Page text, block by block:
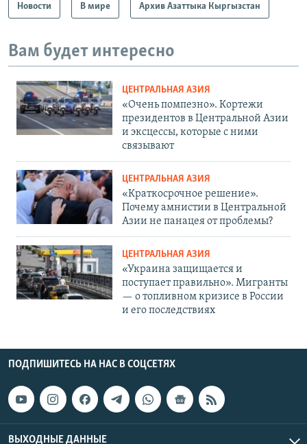
Новости В мире Архив Азаттыка Кыргызстан
Вам будет интересно
ЦЕНТРАЛЬНАЯ АЗИЯ
«Очень помпезно». Кортежи
президентов в Центральной Азии
и эксцессы, которые с ними
связывают
ЦЕНТРАЛЬНАЯ АЗИЯ
«Краткосрочное решение».
Почему амнистии в Центральной
Азии не панацея от проблемы?
ЦЕНТРАЛЬНАЯ АЗИЯ
«Украина защищается и
поступает правильно». Мигранты
— о топливном кризисе в России
и его последствиях
ПОДПИШИТЕСЬ НА НАС В СОЦСЕТЯХ
ВЫХОДНЫЕ ДАННЫЕ